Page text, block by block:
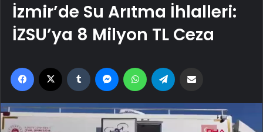
İzmir’de Su Arıtma İhlalleri:
İZSU’ya 8 Milyon TL Ceza
Facebook Tumblr MessengerWhatsApp